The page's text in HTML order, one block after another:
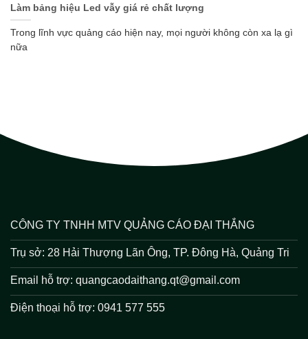
Làm bảng hiệu Led vẫy giá rẻ chất lượng
Trong lĩnh vực quảng cáo hiện nay, mọi người không còn xa lạ gì
nữa
CÔNG TY TNHH MTV QUẢNG CÁO ĐẠI THẮNG
Trụ sở: 28 Hải Thượng Lãn Ông, TP. Đông Hà, Quảng Tri
Email hỗ trợ: quangcaodaithang.qt@gmail.com
Điện thoại hỗ trợ: 0941 577 555